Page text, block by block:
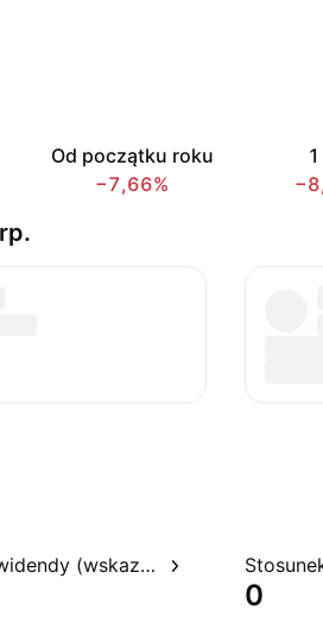
Od początku roku
−7,66%
Rentowność dywidendy (wskazywana)
0